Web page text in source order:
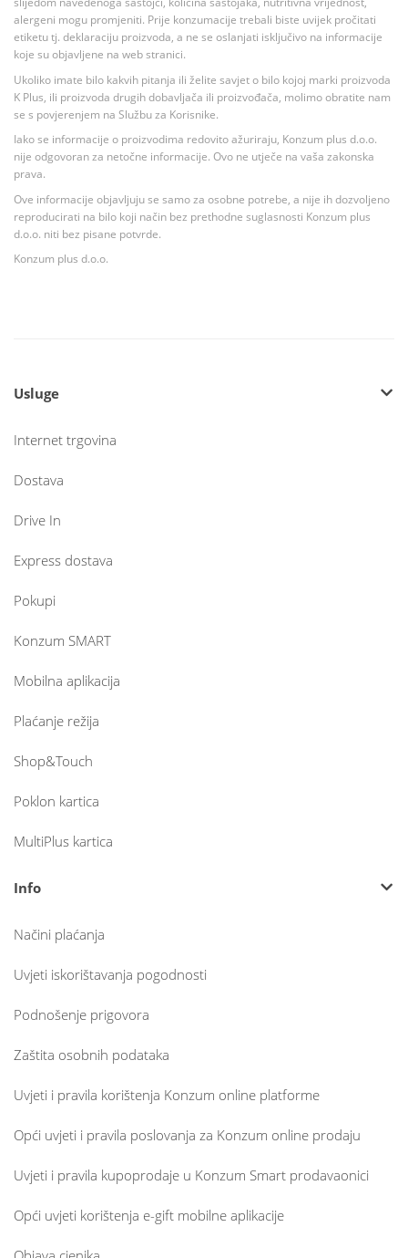
alergeni mogu promjeniti. Prije konzumacije trebali biste uvijek pročitati
etiketu tj. deklaraciju proizvoda, a ne se oslanjati isključivo na informacije
koje su objavljene na web stranici.
Ukoliko imate bilo kakvih pitanja ili želite savjet o bilo kojoj marki proizvoda
K Plus, ili proizvoda drugih dobavljača ili proizvođača, molimo obratite nam
se s povjerenjem na Službu za Korisnike.
Iako se informacije o proizvodima redovito ažuriraju, Konzum plus d.o.o.
nije odgovoran za netočne informacije. Ovo ne utječe na vaša zakonska
prava.
Ove informacije objavljuju se samo za osobne potrebe, a nije ih dozvoljeno
reproducirati na bilo koji način bez prethodne suglasnosti Konzum plus
d.o.o. niti bez pisane potvrde.
Konzum plus d.o.o.
Usluge
Internet trgovina
Dostava
Drive In
Express dostava
Pokupi
Konzum SMART
Mobilna aplikacija
Plaćanje režija
Shop&Touch
Poklon kartica
MultiPlus kartica
Info
Načini plaćanja
Uvjeti iskorištavanja pogodnosti
Podnošenje prigovora
Zaštita osobnih podataka
Uvjeti i pravila korištenja Konzum online platforme
Opći uvjeti i pravila poslovanja za Konzum online prodaju
Uvjeti i pravila kupoprodaje u Konzum Smart prodavaonici
Opći uvjeti korištenja e-gift mobilne aplikacije